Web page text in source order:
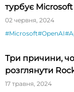
турбує Microsoft
02 червня, 2024
#Microsoft#OpenAI
Три причини,
розглянути
17 травня, 2024